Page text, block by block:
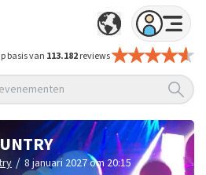
basis van 113.182reviews
/ 8 januari 2027 om 20:15